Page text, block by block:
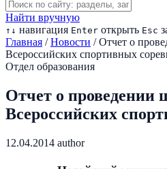
Найти вручную
↑ ↓ навигация Enter открыть Esc
Главная / Новости / Отчет о
Всероссийских спортивных
Отдел образования
Отчет о проведении
Всероссийских
12.04.2014 author